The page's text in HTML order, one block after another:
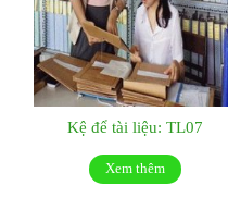
Kệ để tài liệu: TL07
Xem thêm